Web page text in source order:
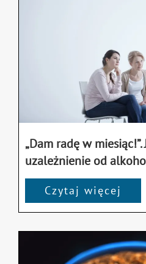
„Dam radę w
uzależnienie od
Czytaj więcej